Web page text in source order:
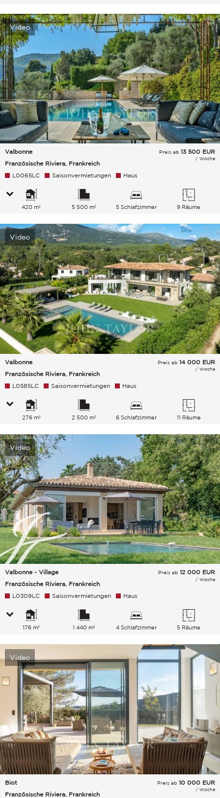
Video
Valbonne
Französische Riviera, Frankreich
Preis ab 13 500 EUR
/ Woche
L0065LC Saisonvermietungen Haus
420 m² 5 500 m² 5 Schlafzimmer 9 Räume
Video
Valbonne
Französische Riviera, Frankreich
Preis ab 14 000 EUR
/ Woche
L0585LC Saisonvermietungen Haus
276 m² 2 500 m² 6 Schlafzimmer 11 Räume
Video
Valbonne - Village
Französische Riviera, Frankreich
Preis ab 12 000 EUR
/ Woche
L0309LC Saisonvermietungen Haus
176 m² 1 440 m² 4 Schlafzimmer 5 Räume
Video
Biot
Französische Riviera, Frankreich
Preis ab 10 000 EUR
/ Woche